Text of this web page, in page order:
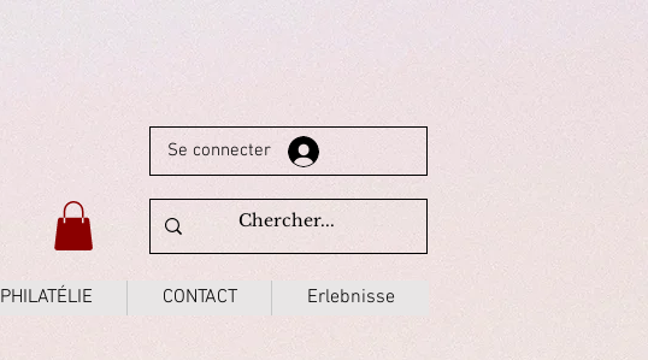
Se connecter
PHILATÉLIE CONTACT Erlebnisse